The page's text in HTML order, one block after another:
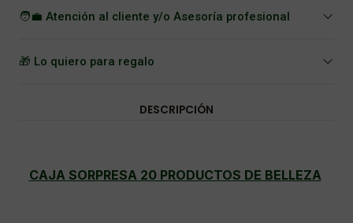
🧑‍💼 Atención al cliente y/o Asesoría profesional
🎁 Lo quiero para regalo
DESCRIPCIÓN
CAJA SORPRESA 20 PRODUCTOS DE BELLEZA